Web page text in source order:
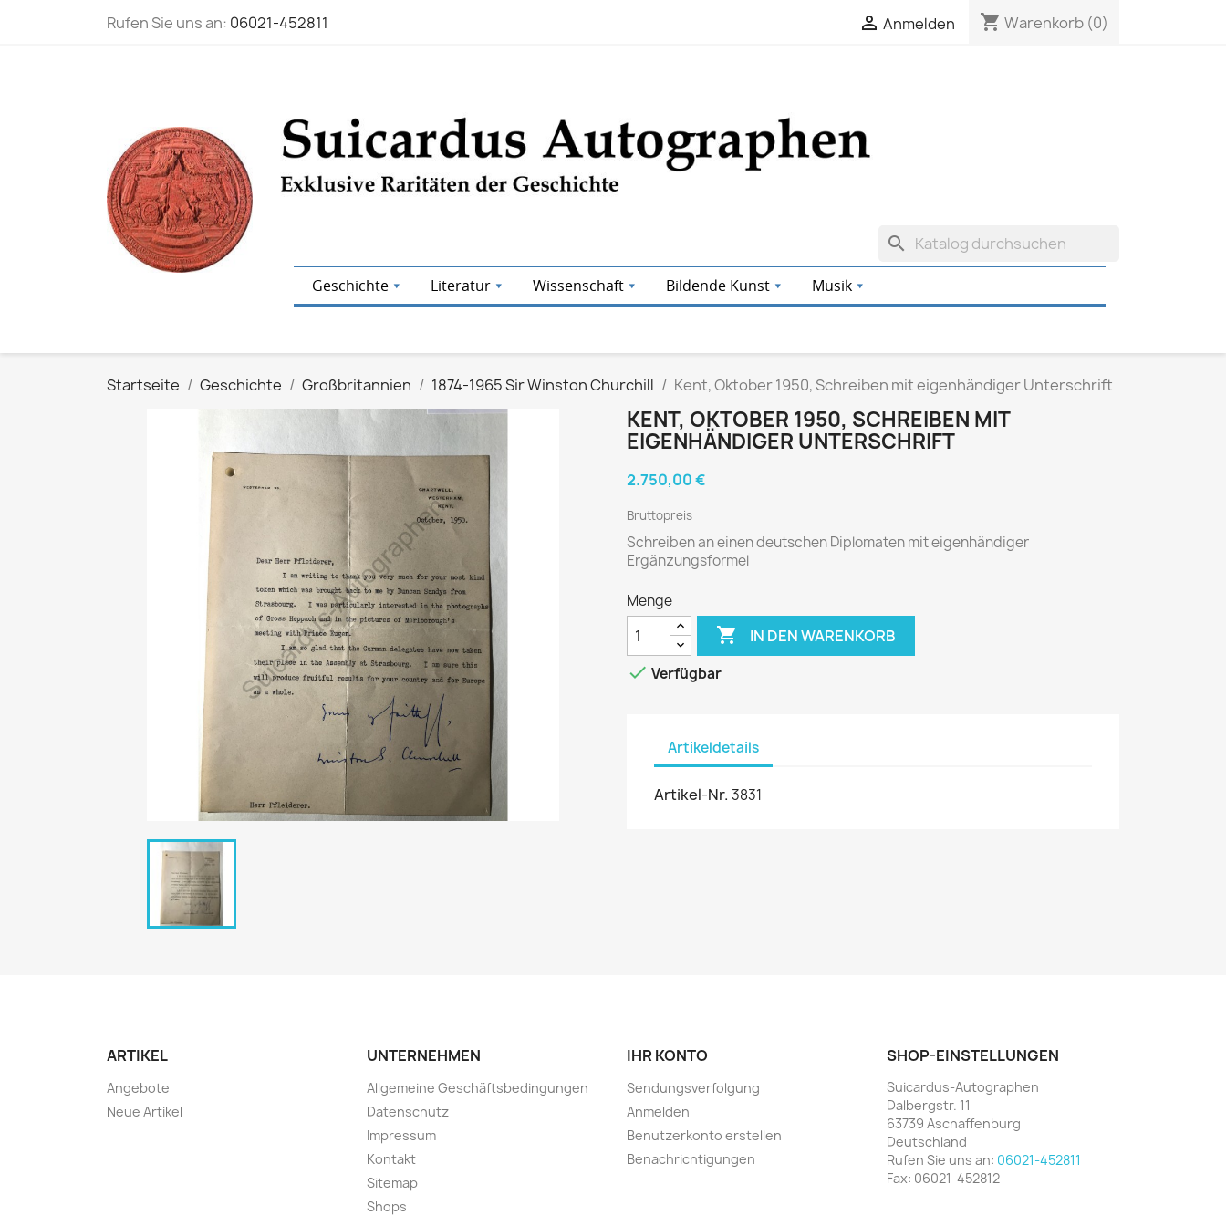
Rufen Sie uns an: 06021-452811  Anmelden shopping_cart Warenkorb (0)
search
Geschichte Literatur Wissenschaft Bildende Kunst Musik
Startseite Geschichte Großbritannien 1874-1965 Sir Winston Churchill Kent, Oktober 1950, Schreiben mit eigenhändiger Unterschrift
KENT, OKTOBER 1950, SCHREIBEN MIT
EIGENHÄNDIGER UNTERSCHRIFT
2.750,00 €
Bruttopreis
Schreiben an einen deutschen Diplomaten mit eigenhändiger
Ergänzungsformel
Menge
 IN DEN WARENKORB
 Verfügbar
Artikeldetails
Artikel-Nr. 3831
ARTIKEL
Angebote
Neue Artikel
UNTERNEHMEN
Allgemeine Geschäftsbedingungen
Datenschutz
Impressum
Kontakt
Sitemap
Shops
IHR KONTO
Sendungsverfolgung
Anmelden
Benutzerkonto erstellen
Benachrichtigungen
SHOP-EINSTELLUNGEN
Suicardus-Autographen
Dalbergstr. 11
63739 Aschaffenburg
Deutschland
Rufen Sie uns an: 06021-452811
Fax: 06021-452812